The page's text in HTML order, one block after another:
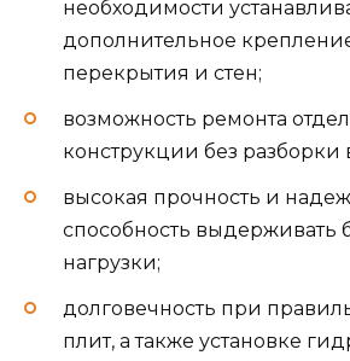
необходимости
дополнительное
перекрытия и стен;
возможность ремонта
конструкции без разборки
высокая прочность и
способность выдерживать
нагрузки;
долговечность при
плит, а также установке